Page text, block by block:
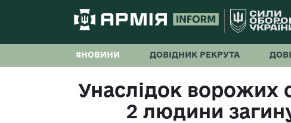
#НОВИНИ ДОВІДНИК РЕКРУТА
Унаслідок ворожих
2 людини